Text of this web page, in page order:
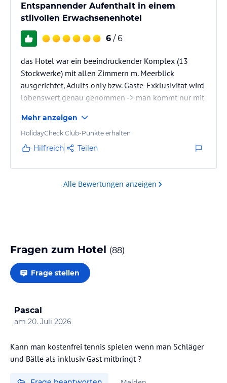
jeweiligen Veranstalters.
Entspannender Aufenthalt in einem
stilvollen Erwachsenenhotel
6 / 6
das Hotel war ein beeindruckender Komplex (13
Stockwerke) mit allen Zimmern m. Meerblick
ausgerichtet, Adults only bzw. Gäste-Exklusivität wird
lobenswert genau genommen -> man kommt nur mit
privaten Hotelbereich und die dazugehörige
Promenade und am Privatstrand wenn dreiste
Touristen mit Kindern sich breit machen wollten, war
allgemeinen Badebereich zu verweisen :)
es wird gefühlt großer Wert auf Erwachsenen…
Mehr anzeigen
HolidayCheck Club-Punkte erhalten
Hilfreich Teilen
Alle Bewertungen anzeigen
Fragen zum Hotel (88)
Frage stellen
Pascal
am 20. Juli 2026
Kann man kostenfrei tennis spielen wenn man Schläger
und Bälle als inklusiv Gast mitbringt ?